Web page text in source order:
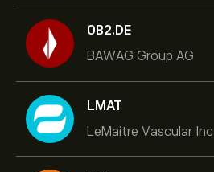
0B2.DE
BAWAG Group AG
LMAT
LeMaitre Vascular Inc